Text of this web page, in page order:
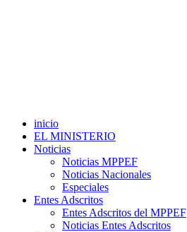
inicio
EL MINISTERIO
Noticias
Noticias MPPEF
Noticias Nacionales
Especiales
Entes Adscritos
Entes Adscritos del MPPEF
Noticias Entes Adscritos